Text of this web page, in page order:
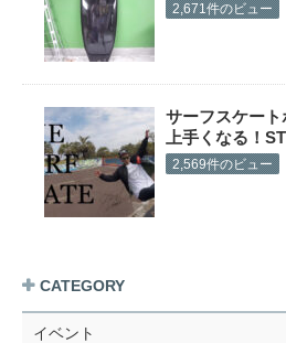
2,671件のビュー
サーフスケー
上手くなる！
2,569件のビュー
CATEGORY
イベント